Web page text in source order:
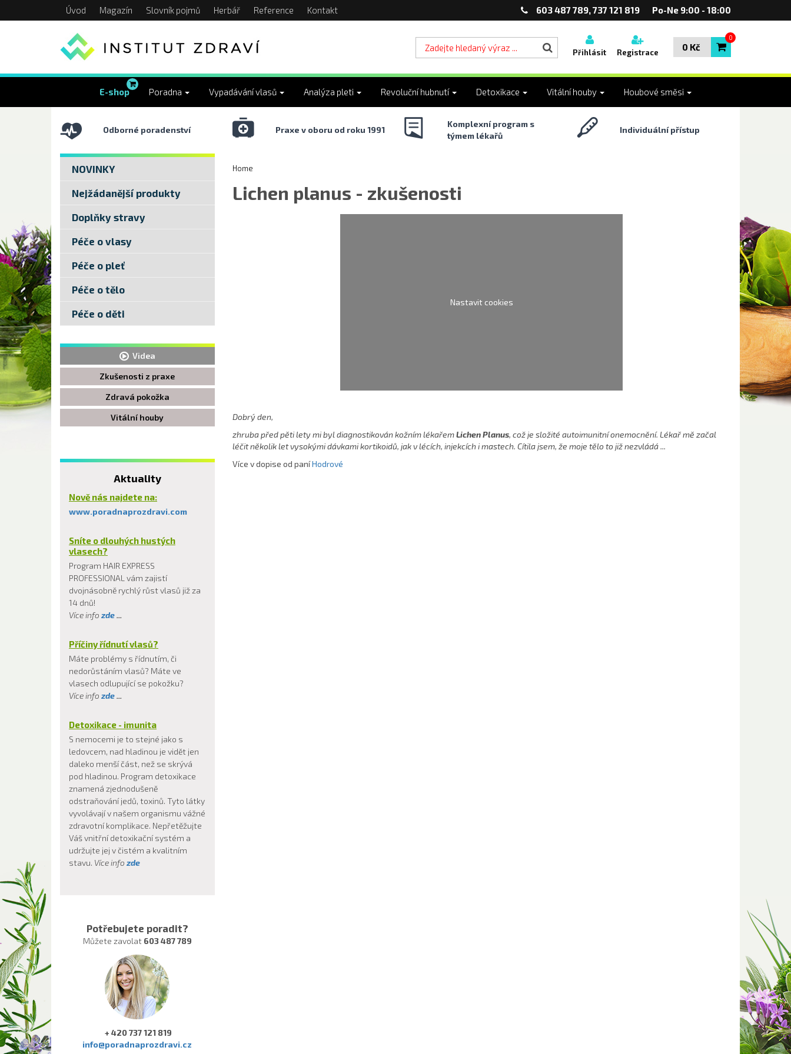
Úvod Magazín Slovník pojmů Herbář Reference Kontakt 603 487 789, 737 121 819 Po-Ne 9:00 - 18:00
Přihlásit Registrace 0 Kč
0
E-shop Poradna Vypadávání vlasů Analýza pleti Revoluční hubnutí Detoxikace Vitální houby Houbové směsi
Odborné poradenství Praxe v oboru od roku 1991
Komplexní program s
týmem lékařů
Individuální přístup
NOVINKY
Nejžádanější produkty
Doplňky stravy
Péče o vlasy
Péče o pleť
Péče o tělo
Péče o děti
Videa
Zkušenosti z praxe
Zdravá pokožka
Vitální houby
Aktuality
Nově nás najdete na:
www.poradnaprozdravi.com
Sníte o dlouhých hustých
vlasech?
Program HAIR EXPRESS
PROFESSIONAL vám zajistí
dvojnásobně rychlý růst vlasů již za
14 dnů!
Více info zde...
Příčiny řídnutí vlasů?
Máte problémy s řídnutím, či
nedorůstáním vlasů? Máte ve
vlasech odlupující se pokožku?
Více info zde...
Detoxikace - imunita
S nemocemi je to stejné jako s
ledovcem, nad hladinou je vidět jen
daleko menší část, než se skrývá
pod hladinou. Program detoxikace
znamená zjednodušeně
odstraňování jedů, toxinů. Tyto látky
vyvolávají v našem organismu vážné
zdravotní komplikace. Nepřetěžujte
Váš vnitřní detoxikační systém a
udržujte jej v čistém a kvalitním
stavu. Více info zde
Potřebujete poradit?
Můžete zavolat603 487 789
+ 420 737 121 819
info@poradnaprozdravi.cz
Home
Lichen planus - zkušenosti
Nastavit cookies
Dobrý den,
zhruba před pěti lety mi byl diagnostikován kožním lékařemLichen Planus, což je složité autoimunitní onemocnění. Lékař mě začal
léčit několik let vysokými dávkami kortikoidů, jak v lécích, injekcích i mastech. Cítila jsem, že moje tělo to již nezvládá ...
Více v dopise od paníHodrové